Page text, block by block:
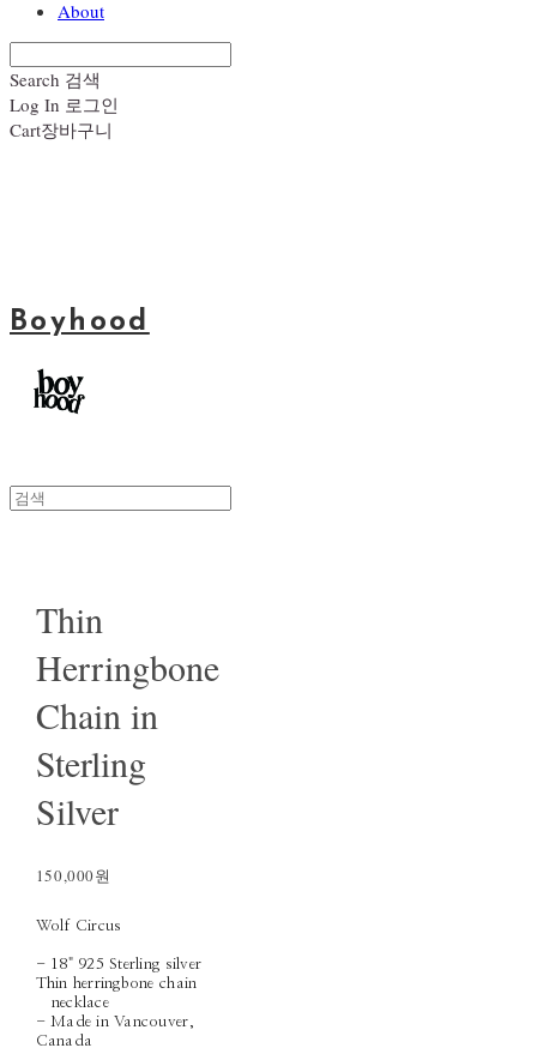
About
Search 검색
Log In 로그인
Cart장바구니
Boyhood
Thin
Herringbone
Chain in
Sterling
Silver
150,000원
Wolf Circus
- 18" 925 Sterling silver
Thin herringbone chain
necklace
- Made in Vancouver,
Canada